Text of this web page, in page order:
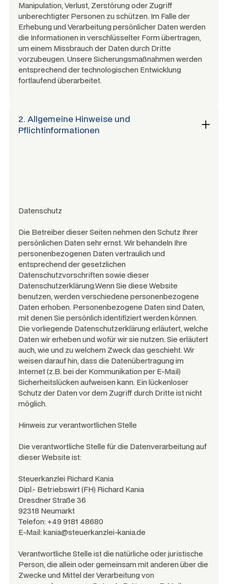
Manipulation, Verlust, Zerstörung oder Zugriff
unberechtigter Personen zu schützen. Im Falle der
Erhebung und Verarbeitung persönlicher Daten werden
die Informationen in verschlüsselter Form übertragen,
um einem Missbrauch der Daten durch Dritte
vorzubeugen. Unsere Sicherungsmaßnahmen werden
entsprechend der technologischen Entwicklung
fortlaufend überarbeitet.
2. Allgemeine Hinweise und
Pflichtinformationen
Datenschutz
Die Betreiber dieser Seiten nehmen den Schutz Ihrer
persönlichen Daten sehr ernst. Wir behandeln Ihre
personenbezogenen Daten vertraulich und
entsprechend der gesetzlichen
Datenschutzvorschriften sowie dieser
Datenschutzerklärung.Wenn Sie diese Website
benutzen, werden verschiedene personenbezogene
Daten erhoben. Personenbezogene Daten sind Daten,
mit denen Sie persönlich identifiziert werden können.
Die vorliegende Datenschutzerklärung erläutert, welche
Daten wir erheben und wofür wir sie nutzen. Sie erläutert
auch, wie und zu welchem Zweck das geschieht. Wir
weisen darauf hin, dass die Datenübertragung im
Internet (z.B. bei der Kommunikation per E-Mail)
Sicherheitslücken aufweisen kann. Ein lückenloser
Schutz der Daten vor dem Zugriff durch Dritte ist nicht
möglich.
Hinweis zur verantwortlichen Stelle
Die verantwortliche Stelle für die Datenverarbeitung auf
dieser Website ist:
Steuerkanzlei Richard Kania
Dipl.- Betriebswirt (FH) Richard Kania
Dresdner Straße 36
92318 Neumarkt
Telefon: +49 9181 48680
E-Mail: kania@steuerkanzlei-kania.de
Verantwortliche Stelle ist die natürliche oder juristische
Person, die allein oder gemeinsam mit anderen über die
Zwecke und Mittel der Verarbeitung von